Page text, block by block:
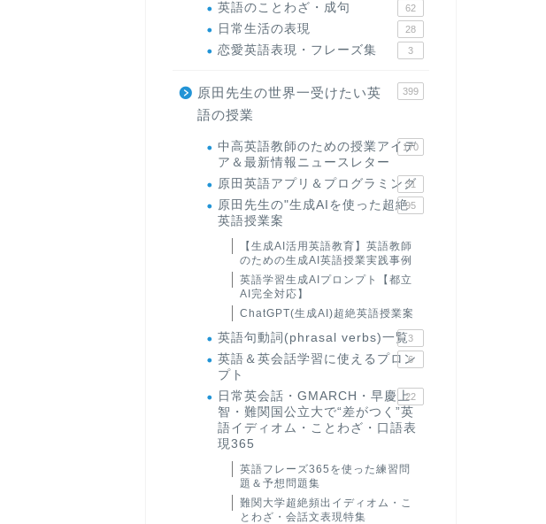
英語のことわざ・成句 62
日常生活の表現 28
恋愛英語表現・フレーズ集 3
原田先生の世界一受けたい英
語の授業
399
中高英語教師のための授業アイデ
ア＆最新情報ニュースレター
170
原田英語アプリ＆プログラミング
31
原田先生の"生成AIを使った超絶
英語授業案
95
【生成AI活用英語教育】英語教師
のための生成AI英語授業実践事例
英語学習生成AIプロンプト【都立
AI完全対応】
ChatGPT(生成AI)超絶英語授業案
英語句動詞(phrasal verbs)一覧3
英語＆英会話学習に使えるプロン
プト
6
日常英会話・GMARCH・早慶上
智・難関国公立大で“差がつく”英
語イディオム・ことわざ・口語表
現365
22
英語フレーズ365を使った練習問
題＆予想問題集
難関大学超絶頻出イディオム・こ
とわざ・会話文表現特集